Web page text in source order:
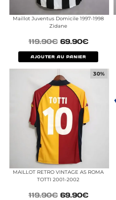
Maillot Juventus Domicile 1997-1998
Zidane
119.90€ 69.90€
AJOUTER AU PANIER
30%
MAILLOT RETRO VINTAGE AS ROMA
TOTTI 2001-2002
119.90€ 69.90€